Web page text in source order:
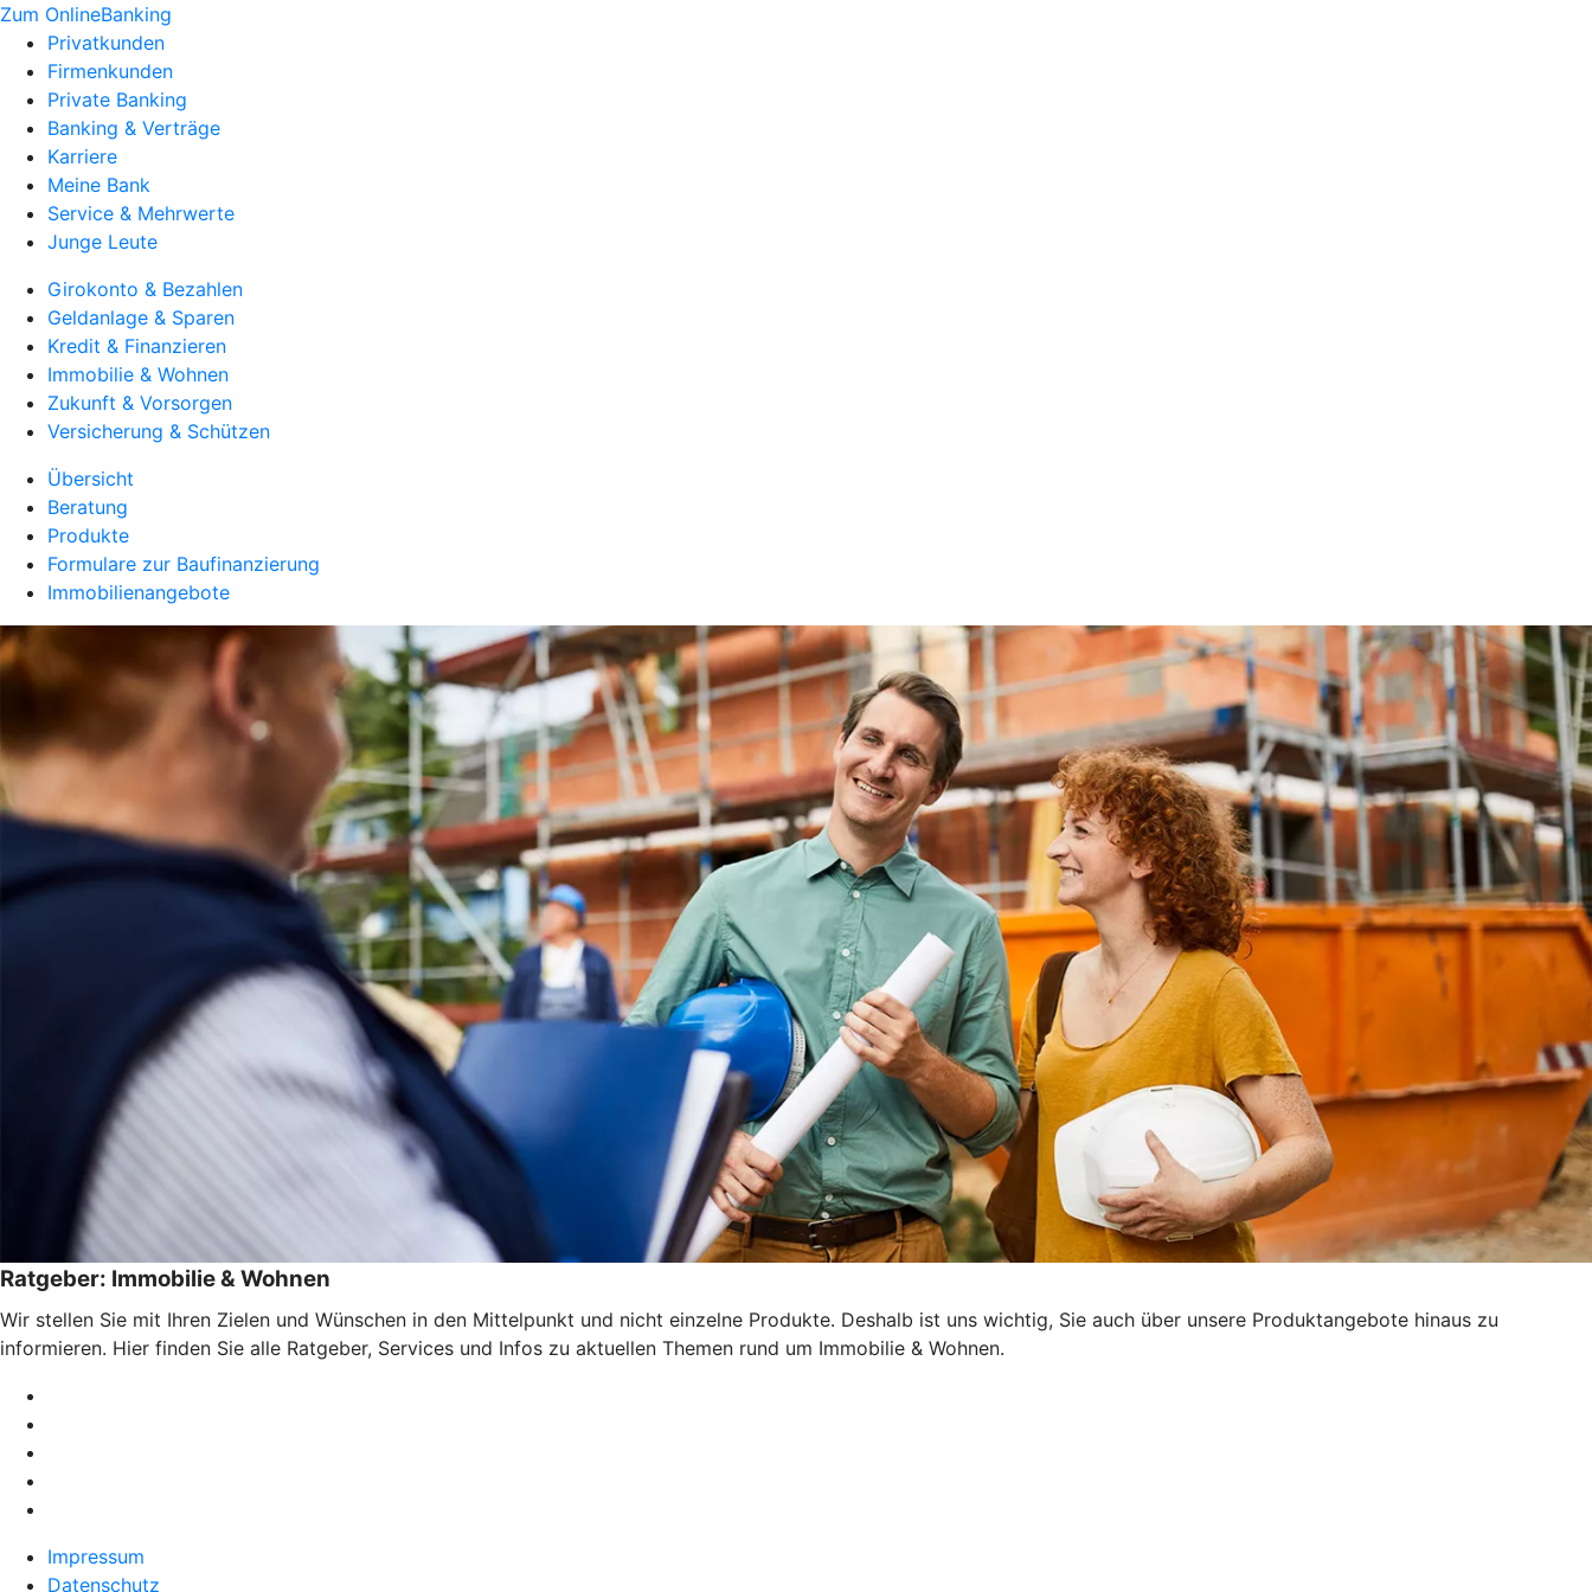
Zum OnlineBanking
Privatkunden
Firmenkunden
Private Banking
Banking & Verträge
Karriere
Meine Bank
Service & Mehrwerte
Junge Leute
Girokonto & Bezahlen
Geldanlage & Sparen
Kredit & Finanzieren
Immobilie & Wohnen
Zukunft & Vorsorgen
Versicherung & Schützen
Übersicht
Beratung
Produkte
Formulare zur Baufinanzierung
Immobilienangebote
Ratgeber: Immobilie & Wohnen
Wir stellen Sie mit Ihren Zielen und Wünschen in den Mittelpunkt und nicht einzelne Produkte. Deshalb ist uns wichtig, Sie auch über unsere Produktangebote hinaus zu
informieren. Hier finden Sie alle Ratgeber, Services und Infos zu aktuellen Themen rund um Immobilie & Wohnen.
Impressum
Datenschutz